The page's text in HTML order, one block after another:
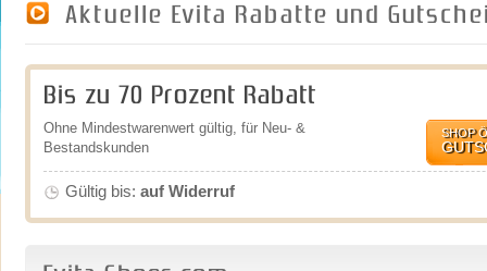
Aktuelle Evita Rabatte und
Bis zu 70 Prozent Rabatt
Ohne Mindestwarenwert gültig, für Neu- &
Bestandskunden
SHOP
Gültig bis: auf Widerruf